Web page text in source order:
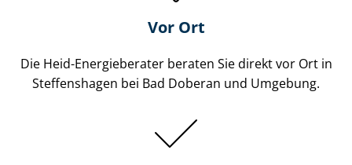
Vor Ort
Die Heid-Energieberater beraten Sie direkt vor Ort in
Steffenshagen bei Bad Doberan und Umgebung.